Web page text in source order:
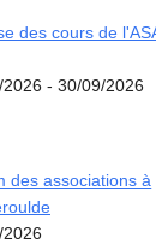
des cours de
- 30/09/2026
des associations à